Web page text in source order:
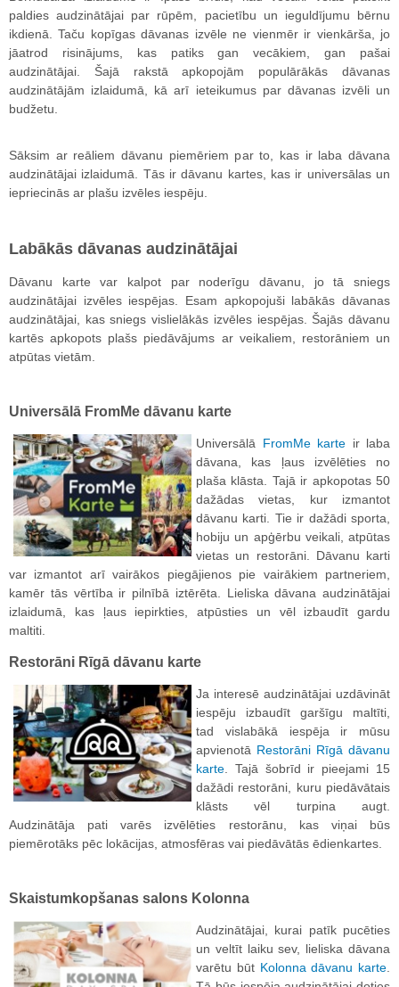
paldies audzinātājai par rūpēm, pacietību un ieguldījumu bērnu
ikdienā. Taču kopīgas dāvanas izvēle ne vienmēr ir vienkārša, jo
jāatrod risinājums, kas patiks gan vecākiem, gan pašai
audzinātājai. Šajā rakstā apkopojām populārākās dāvanas
audzinātājām izlaidumā, kā arī ieteikumus par dāvanas izvēli un
budžetu.
Sāksim ar reāliem dāvanu piemēriem par to, kas ir laba dāvana
audzinātājai izlaidumā. Tās ir dāvanu kartes, kas ir universālas un
iepriecinās ar plašu izvēles iespēju.
Labākās dāvanas audzinātājai
Dāvanu karte var kalpot par noderīgu dāvanu, jo tā sniegs
audzinātājai izvēles iespējas. Esam apkopojuši labākās dāvanas
audzinātājai, kas sniegs vislielākās izvēles iespējas. Šajās dāvanu
kartēs apkopots plašs piedāvājums ar veikaliem, restorāniem un
atpūtas vietām.
Universālā FromMe dāvanu karte
Universālā FromMe karte ir laba
dāvana, kas ļaus izvēlēties no
plaša klāsta. Tajā ir apkopotas 50
dažādas vietas, kur izmantot
dāvanu karti. Tie ir dažādi sporta,
hobiju un apģērbu veikali, atpūtas
vietas un restorāni. Dāvanu karti
var izmantot arī vairākos piegājienos pie vairākiem partneriem,
kamēr tās vērtība ir pilnībā iztērēta. Lieliska dāvana audzinātājai
izlaidumā, kas ļaus iepirkties, atpūsties un vēl izbaudīt gardu
maltiti.
Restorāni Rīgā dāvanu karte
Ja interesē audzinātājai uzdāvināt
iespēju izbaudīt garšīgu maltīti,
tad vislabākā iespēja ir mūsu
apvienotā Restorāni Rīgā dāvanu
karte. Tajā šobrīd ir pieejami 15
dažādi restorāni, kuru piedāvātais
klāsts vēl turpina augt.
Audzinātāja pati varēs izvēlēties restorānu, kas viņai būs
piemērotāks pēc lokācijas, atmosfēras vai piedāvātās ēdienkartes.
Skaistumkopšanas salons Kolonna
Audzinātājai, kurai patīk pucēties
un veltīt laiku sev, lieliska dāvana
varētu būt Kolonna dāvanu karte.